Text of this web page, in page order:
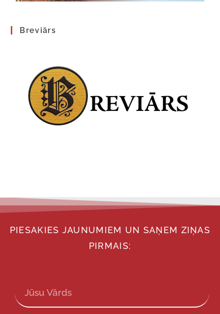
Breviārs
PIESAKIES JAUNUMIEM UN SAŅEM ZIŅAS
PIRMAIS: